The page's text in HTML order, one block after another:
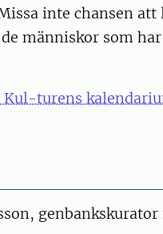
inte chansen
människor som
turens